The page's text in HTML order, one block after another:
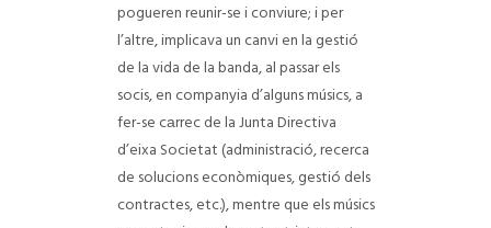
pogueren reunir-se i conviure; i per
l’altre, implicava un canvi en la gestió
de la vida de la banda, al passar els
socis, en companyia d’alguns músics, a
fer-se cаrrec de la Junta Directiva
d’eixa Societat (administració, recerca
de solucions econòmiques, gestió dels
contractes, etc.), mentre que els músics